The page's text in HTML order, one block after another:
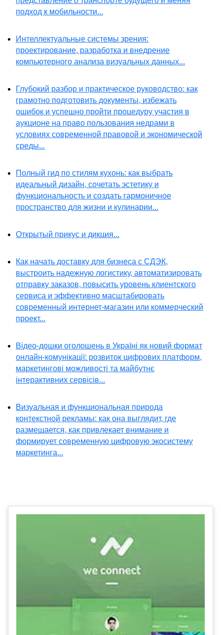
подход к мобильности...
Интеллектуальные системы зрения:
проектирование, разработка и внедрение
компьютерного анализа визуальных данных...
Глубокий разбор и практическое руководство: как
грамотно подготовить документы, избежать
ошибок и успешно пройти процедуру участия в
аукционе на право пользования недрами в
условиях современной правовой и экономической
среды...
Полный гид по стилям кухонь: как выбрать
идеальный дизайн, сочетать эстетику и
функциональность и создать гармоничное
пространство для жизни и кулинарии...
Открытый прикус и дикция...
Как начать доставку для бизнеса с СДЭК,
выстроить надежную логистику, автоматизировать
отправку заказов, повысить уровень клиентского
сервиса и эффективно масштабировать
современный интернет-магазин или коммерческий
проект...
Відео-дошки оголошень в Україні як новий формат
онлайн-комунікації: розвиток цифрових платформ,
маркетингові можливості та майбутнє
інтерактивних сервісів...
Визуальная и функциональная природа
контекстной рекламы: как она выглядит, где
размещается, как привлекает внимание и
формирует современную цифровую экосистему
маркетинга...